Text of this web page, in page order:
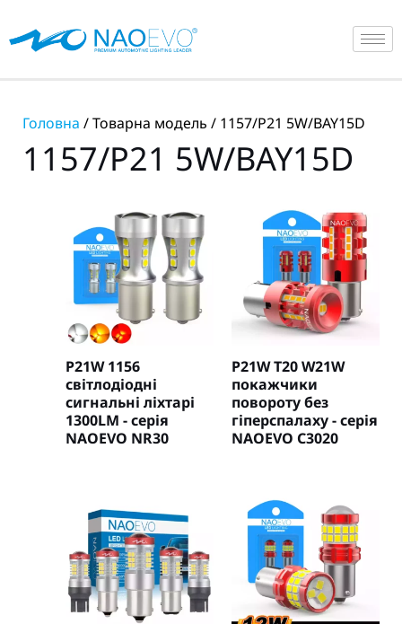
до
Головна / Товарна модель / 1157/P21 5W/BAY15D
1157/P21 5W/BAY15D
P21W 1156
світлодіодні
сигнальні ліхтарі
1300LM - серія
NAOEVO NR30
P21W T20 W21W
покажчики
повороту без
гіперспалаху - серія
NAOEVO C3020